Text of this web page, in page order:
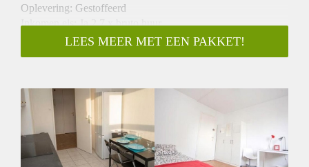
Oplevering: Gestoffeerd
Inkomen eis: Ja 2,7 x bruto huur
Garantiestelling mogelijk: Ja
Borg: 1 maand
Gedeelde keuken: Nee
Gedeelde Douche: Nee
Gedeelde woonkamer: Nee
Huisgenoten: Nee
Geslacht huisgenoten: N.v.t.
LEES MEER MET EEN PAKKET!